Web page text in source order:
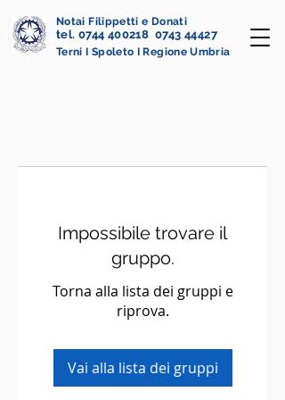
Notai Filippetti e Donati
tel. 0744 400218 0743 44427
Terni I Spoleto I Regione Umbria
Impossibile trovare il
gruppo.
Torna alla lista dei gruppi e
riprova.
Vai alla lista dei gruppi